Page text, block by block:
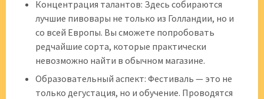
Концентрация талантов: Здесь собираются
лучшие пивовары не только из Голландии, но и
со всей Европы. Вы сможете попробовать
редчайшие сорта, которые практически
невозможно найти в обычном магазине.
Образовательный аспект: Фестиваль — это не
только дегустация, но и обучение. Проводятся